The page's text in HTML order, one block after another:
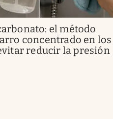
el método
concentrado en los
reducir la presión